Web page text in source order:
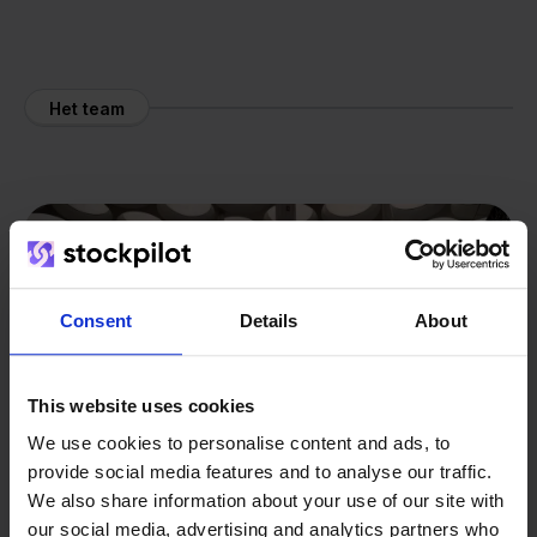
Consent Details About
This website uses cookies
We use cookies to personalise content and ads, to
provide social media features and to analyse our traffic.
We also share information about your use of our site with
our social media, advertising and analytics partners who
Het team